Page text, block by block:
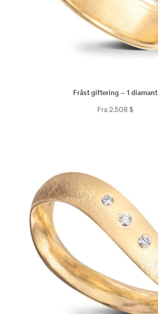
Fråst giftering – 1 diamant
Fra2.508$